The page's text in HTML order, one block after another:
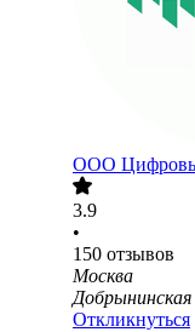
ООО
3.9
•
150 отзывов
Москва
Добрынинская
Откликнуться